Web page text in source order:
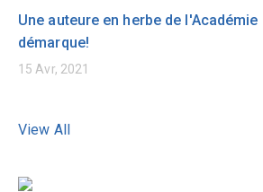
Une auteure en herbe de
démarque!
15 Avr, 2021
View All